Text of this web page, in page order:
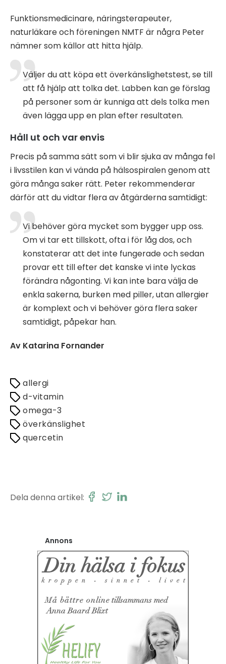
Funktionsmedicinare, näringsterapeuter,
naturläkare och föreningen NMTF är några Peter
nämner som källor att hitta hjälp.
Väljer du att köpa ett överkänslighetstest, se till
att få hjälp att tolka det. Labben kan ge förslag
på personer som är kunniga att dels tolka men
även lägga upp en plan efter resultaten.
Håll ut och var envis
Precis på samma sätt som vi blir sjuka av många fel
i livsstilen kan vi vända på hälsospiralen genom att
göra många saker rätt. Peter rekommenderar
därför att du vidtar flera av åtgärderna samtidigt:
Vi behöver göra mycket som bygger upp oss.
Om vi tar ett tillskott, ofta i för låg dos, och
konstaterar att det inte fungerade och sedan
provar ett till efter det kanske vi inte lyckas
förändra någonting. Vi kan inte bara välja de
enkla sakerna, burken med piller, utan allergier
är komplext och vi behöver göra flera saker
samtidigt, påpekar han.
Av Katarina Fornander
allergi
d-vitamin
omega-3
överkänslighet
quercetin
Dela denna artikel:
Annons